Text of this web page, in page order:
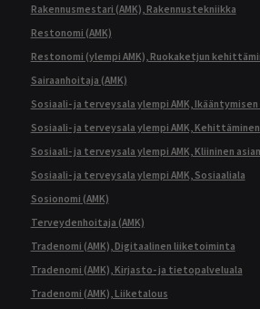
Rakennusmestari (AMK), Rakennustekniikka
Restonomi (AMK)
Restonomi (ylempi AMK), Ruokaketjun
Sairaanhoitaja (AMK)
Sosiaali- ja terveysala ylempi AMK,
Sosiaali- ja terveysala ylempi AMK,
Sosiaali- ja terveysala ylempi AMK, Kliininen
Sosiaali- ja terveysala ylempi AMK, Sosiaaliala
Sosionomi (AMK)
Terveydenhoitaja (AMK)
Tradenomi (AMK), Digitaalinen liiketoiminta
Tradenomi (AMK), Kirjasto- ja tietopalveluala
Tradenomi (AMK), Liiketalous